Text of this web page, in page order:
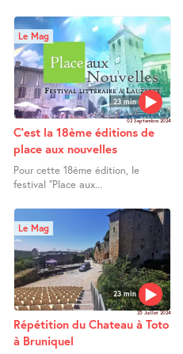
23 min
Le Mag
02 Septembre 2024
C’est la 18ème éditions de
place aux nouvelles
Pour cette 18ème édition, le
festival "Place aux...
23 min
Le Mag
25 Juillet 2024
Répétition du Chateau à Toto
à Bruniquel